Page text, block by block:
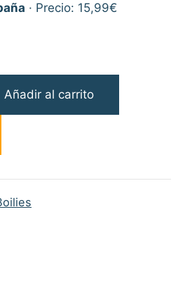
· Precio: 15,99€
Añadir al carrito